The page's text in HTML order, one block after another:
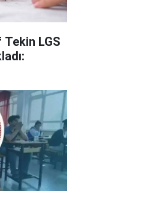
Tekin LGS